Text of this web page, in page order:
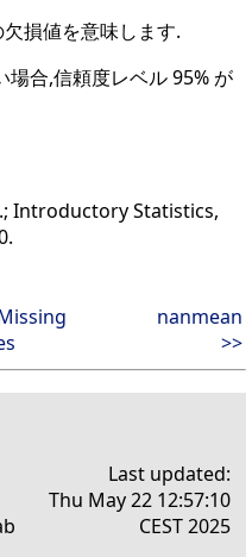
損値を意味します.
合,信頼度レベル 95% が
Introductory Statistics,
nanmean
>>
Last updated:
Thu May 22 12:57:10
CEST 2025